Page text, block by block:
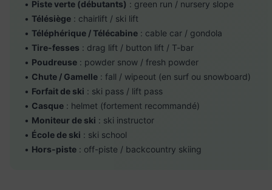
• Piste verte (débutants) : green run / nursery slope
• Télésiège : chairlift / ski lift
• Téléphérique / Télécabine : cable car / gondola
• Tire-fesses : drag lift / button lift / T-bar
• Poudreuse : powder snow / fresh powder
• Chute / Gamelle : fall / wipeout (en surf ou snowboard)
• Forfait de ski : ski pass / lift pass
• Casque : helmet (fortement recommandé)
• Moniteur de ski : ski instructor
• École de ski : ski school
• Hors-piste : off-piste / backcountry skiing